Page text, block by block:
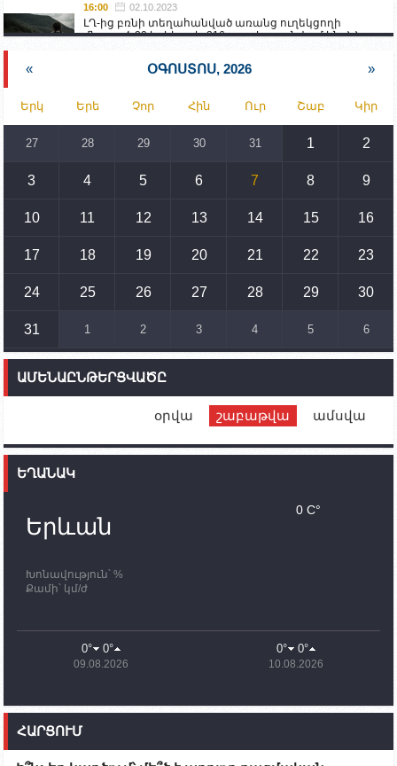
16:00 02.10.2023
ԼՂ-ից բռնի տեղահանված առանց ուղեկցողի
մնացած 20 երեխա և 216 տարեց գտնվում են ՀՀ
Իրանը կողմ է տարածաշրջանի համար շահավետ
տրանսպորտային հաղորդակցությունների
զարգացմանը, սակայն ոչ՝ միջազգային
սահմանների փոփոխությանը
15:10 02.10.2023
սպառնալիքները կասեցնելու համար. իսպանացի
պատգամավորը Գորիսում է
14:54 02.10.2023
տեղակայված հայկական դիրքերի անձնակազմի
համար սնունդ տեղափոխող մեքենայի
ունեն. կիպրոսցի խորհրդարանականը՝ Ալեն
Ֆրանսիայի ԱԳ նախարարը կայցելի Հայաստան
պատասխանատուներ կմնան ԼՂ-ում՝ մինչև
որոնողափրկարարական աշխատանքների
11:03
ՄԱԿ-ի առաքելությունը շատ, շատ, շատ օգտակար
Ադրբեջանի փոխվարչապետն այսօր կմեկնի
Ստեփանակերտ
10:07 02.10.2023
« ՕԳՈՍՏՈՍ, 2026 »
Երկ Երե Չոր Հին Ուր Շաբ Կիր
27 28 29 30 31 1 2
3 4 5 6 7 8 9
10 11 12 13 14 15 16
17 18 19 20 21 22 23
24 25 26 27 28 29 30
31 1 2 3 4 5 6
ԱՄԵՆԱԸՆԹԵՐՑՎԱԾԸ
օրվա շաբաթվա ամսվա
ԵՂԱՆԱԿ
Երևան
Խոնավություն՝ %
Քամի՝ կմ/ժ
0 C°
0° 0°
09.08.2026
0° 0°
10.08.2026
ՀԱՐՑՈՒՄ